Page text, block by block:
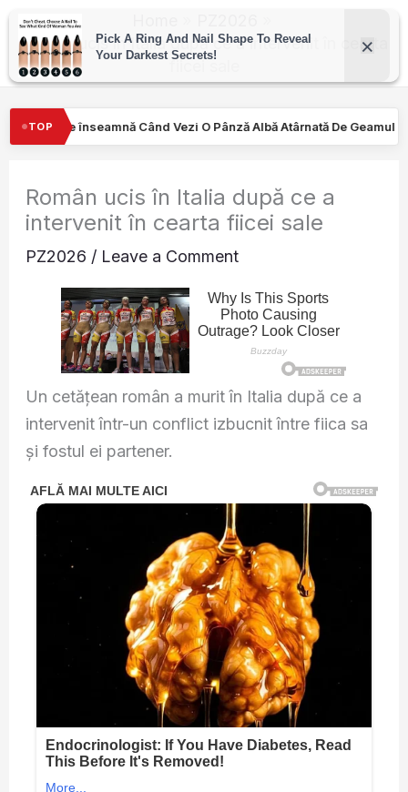
content
Român ucis în Italia după ce a intervenit în cearta
TOP
O Pânză Albă Atârnată De Geamul Unei Mașini. Semnalul…
Român ucis în Italia după ce a
intervenit în cearta fiicei sale
PZ2026 / Leave a Comment
Un cetățean român a murit în Italia după ce a
intervenit într-un conflict izbucnit între fiica sa
și fostul ei partener.